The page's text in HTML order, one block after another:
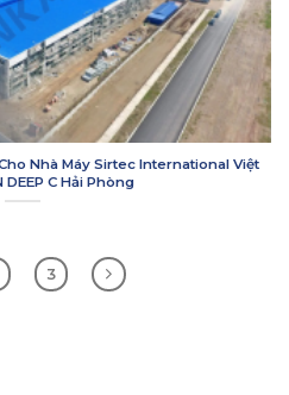
Nhà Máy Sirtec International Việt
DEEP C Hải Phòng
3